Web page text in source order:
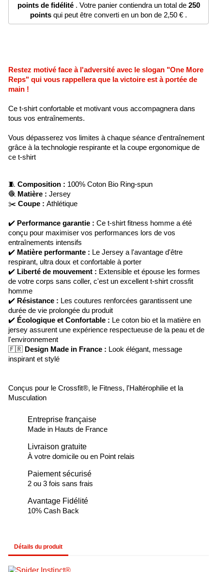
points de fidélité. Votre panier contiendra un total de 250
points qui peut être converti en un bon de 2,50 € .
Restez motivé face à l'adversité avec le slogan "One More
Reps" qui vous rappellera que la victoire est à portée de
main !
Ce t-shirt confortable et motivant vous accompagnera dans
tous vos entraînements.
Vous dépasserez vos limites à chaque séance d'entraînement
grâce à la technologie respirante et la coupe ergonomique de
ce t-shirt
🧵 Composition : 100% Coton Bio Ring-spun
🧶 Matière : Jersey
✂️Coupe : Athlétique
✔️ Performance garantie : Ce t-shirt fitness homme a été
conçu pour maximiser vos performances lors de vos
entraînements intensifs
✔️ Matière performante : Le Jersey a l'avantage d'être
respirant, ultra doux et confortable à porter
✔️ Liberté de mouvement : Extensible et épouse les formes
de votre corps sans coller, c'est un excellent t-shirt crossfit
homme
✔️ Résistance : Les coutures renforcées garantissent une
durée de vie prolongée du produit
✔️ Écologique et Confortable : Le coton bio et la matière en
jersey assurent une expérience respectueuse de la peau et de
l'environnement
🇫🇷 Design Made in France : Look élégant, message
inspirant et stylé
Conçus pour le Crossfit®, le Fitness, l'Haltérophilie et la
Musculation
Entreprise française
Made in Hauts de France
Livraison gratuite
À votre domicile ou en Point relais
Paiement sécurisé
2 ou 3 fois sans frais
Avantage Fidélité
10% Cash Back
Détails du produit